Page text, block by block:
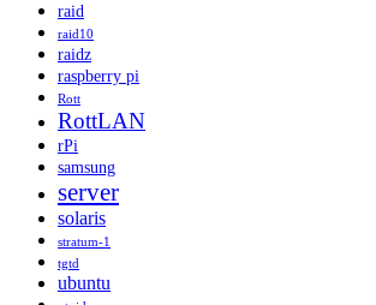
raid
raid10
raidz
raspberry pi
Rott
RottLAN
rPi
samsung
server
solaris
stratum-1
tgtd
ubuntu